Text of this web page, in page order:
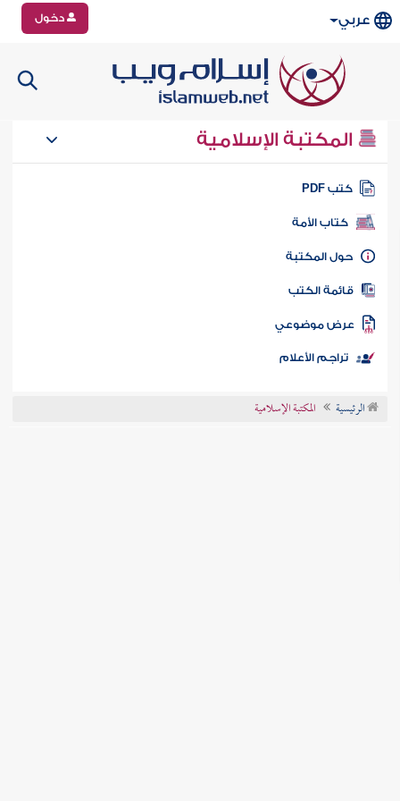
عربي دخول
المكتبة الإسلامية
كتب PDF
كتاب الأمة
المكتبة
الكتب
موضوعي
تراجم الأعلام
الرئيسية المكتبة الإسلامية